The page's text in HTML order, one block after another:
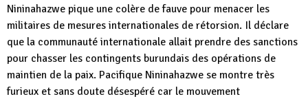
Nininahazwe pique une colère de fauve pour menacer les
militaires de mesures internationales de rétorsion. Il déclare
que la communauté internationale allait prendre des sanctions
pour chasser les contingents burundais des opérations de
maintien de la paix. Pacifique Nininahazwe se montre très
furieux et sans doute désespéré car le mouvement